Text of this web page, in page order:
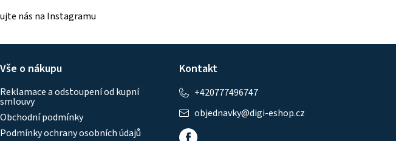
nás na Instagramu
Vše o nákupu
Reklamace a odstoupení od kupní
smlouvy
Obchodní podmínky
Podmínky ochrany osobních údajů
Kontakt
objednavky@digi-eshop.cz
+420777496747